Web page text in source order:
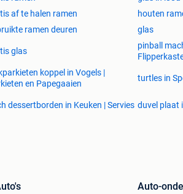
naar
af te halen ramen houten
ramen deuren glas
glas
pinball
koppel in Vogels |
en Papegaaien
turtles in
dessertborden in Keuken | Servies duvel plaat
Auto-